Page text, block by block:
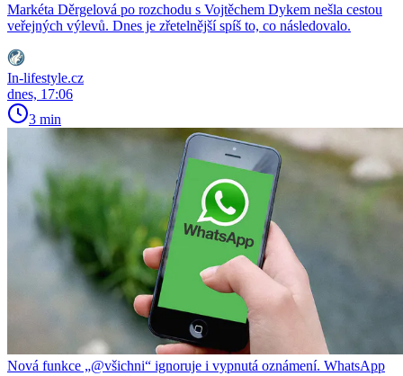
Markéta Děrgelová po rozchodu s Vojtěchem Dykem nešla cestou
veřejných výlevů. Dnes je zřetelnější spíš to, co následovalo.
In-lifestyle.cz
dnes, 17:06
3 min
Nová funkce „@všichni“ ignoruje i vypnutá oznámení. WhatsApp